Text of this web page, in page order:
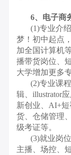
6、电子商
(1)专业介
梦！初中起点
加全国计算机
播带货岗位、
大学增加更多
(2)专业课
辑、illustrator
新创业、AI+
货、仓储管理
级考证等。
(3)就业岗
主播、场控、